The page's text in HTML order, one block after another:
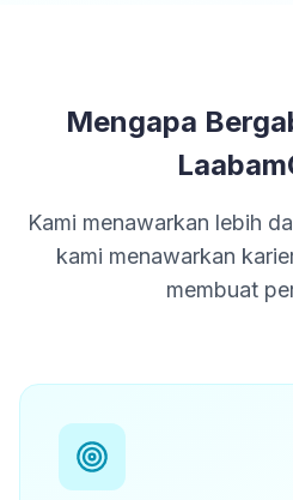
Mengapa
Kami menawarkan lebih
kami menawarkan
membuat